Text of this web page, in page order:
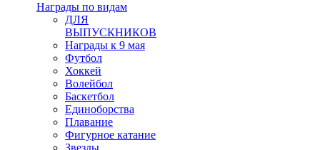
Награды по видам
ДЛЯ
ВЫПУСКНИКОВ
Награды к 9 мая
Футбол
Хоккей
Волейбол
Баскетбол
Единоборства
Плавание
Фигурное катание
Звезды